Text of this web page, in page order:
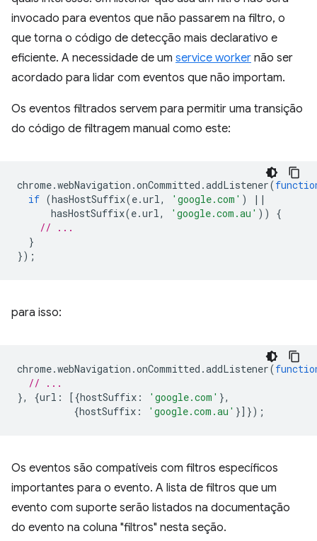
invocado para eventos que não passarem na filtro, o
que torna o código de detecção mais declarativo e
eficiente. A necessidade de um service worker não ser
acordado para lidar com eventos que não importam.
Os eventos filtrados servem para permitir uma transição
do código de filtragem manual como este:
chrome.webNavigation .onCommitted .addListener(
if (hasHostSuffix(e.url, 'google.com' )
||
hasHostSuffix(e.url, 'google.com.au' ))
{
// ...
}
});
para isso:
chrome.webNavigation .onCommitted .addListener(
// ...
},
{url : [{hostSuffix : 'google.com' },
{hostSuffix : 'google.com.au' }]});
Os eventos são compatíveis com filtros específicos
importantes para o evento. A lista de filtros que um
evento com suporte serão listados na documentação
do evento na coluna "filtros" nesta seção.